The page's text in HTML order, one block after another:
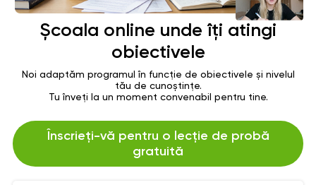
Școala online unde îți atingi
obiectivele
Noi adaptăm programul în funcție de obiectivele și nivelul
tău de cunoștințe.
Tu înveți la un moment convenabil pentru tine.
Înscrieți-vă pentru o lecție de probă
gratuită